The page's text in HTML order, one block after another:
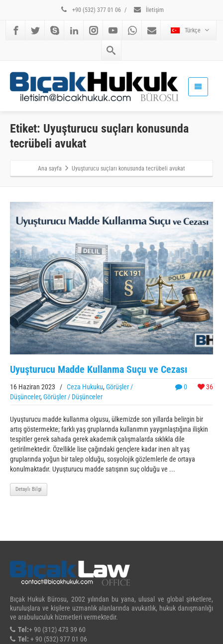
+90 (532) 377 01 06 / İletişim
Türkçe
Etiket: Uyuşturucu suçları konusunda
tecrübeli avukat
Ana sayfa Uyuşturucu suçları konusunda tecrübeli avukat
Uyuşturucu Madde Kullanma Suçu ve Cezası
0 36
16 Haziran 2023 / Ceza Hukuku, Görüşler /
Düşünceler, Görüşler / Düşünceler
Uyuşturucu madde kullanma olgusu, ülkemizde son yıllarda belirgin bir
artış göstermekte; farklı yaş gruplarında kullanımın yaygınlaştığına ilişkin
tespitler gerek sahada gerek akademik çalışmalarda sıklıkla dile
getirilmektedir. Özellikle lise çağındaki gençlere kadar inen alt yaş
gruplarında yoğun bir talep olduğu, sosyolojik gözlemlerle de ortaya
konulmaktadır. Uyuşturucu madde satışının suç olduğu ve ...
Detaylı Bilgi
Bıçak Hukuk Bürosu, 2002 yılından bu yana, ulusal ve global şirketlere,
kuruluşlara ve kişilere uzmanlık alanlarında avukatlık, hukuk danışmanlığı
ve arabuluculuk hizmetleri vermektedir.
Tel:+ 90 (312) 473 39 60
Tel: + 90 (532) 377 01 06